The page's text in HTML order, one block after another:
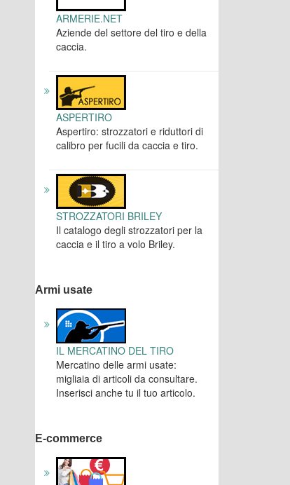
ARMERIE.NET
Aziende del settore del tiro e della
caccia.
ASPERTIRO
Aspertiro: strozzatori e riduttori di
calibro per fucili da caccia e tiro.
STROZZATORI BRILEY
Il catalogo degli strozzatori per la
caccia e il tiro a volo Briley.
Armi usate
IL MERCATINO DEL TIRO
Mercatino delle armi usate:
migliaia di articoli da consultare.
Inserisci anche tu il tuo articolo.
E-commerce